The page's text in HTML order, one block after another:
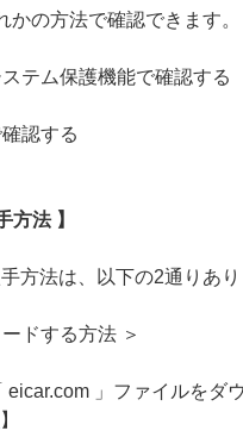
の方法で確認できます。
テム保護機能で確認する
認する
方法 】
方法は、以下の2通りあ
ドする方法 ＞
eicar.com 」ファイルをダ
】